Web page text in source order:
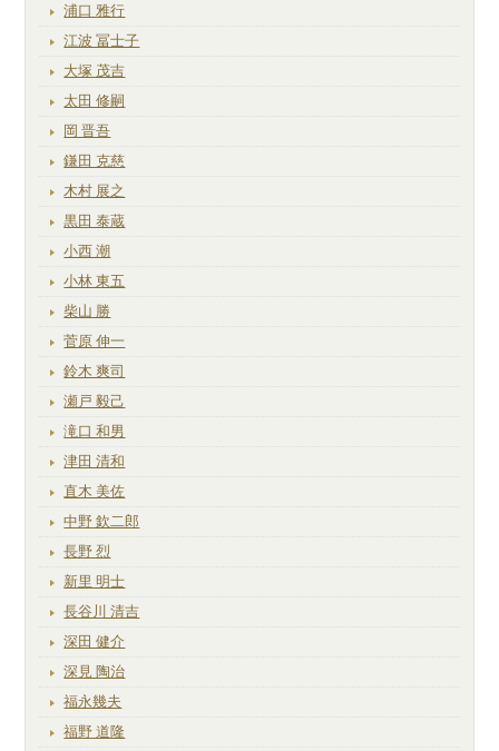
浦口 雅行
江波 冨士子
大塚 茂吉
太田 修嗣
岡 晋吾
鎌田 克慈
木村 展之
黒田 泰蔵
小西 潮
小林 東五
柴山 勝
菅原 伸一
鈴木 爽司
瀬戸 毅己
滝口 和男
津田 清和
直木 美佐
中野 欽二郎
長野 烈
新里 明士
長谷川 清吉
深田 健介
深見 陶治
福永幾夫
福野 道隆